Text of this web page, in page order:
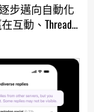
步邁向自動化
互動、Threads